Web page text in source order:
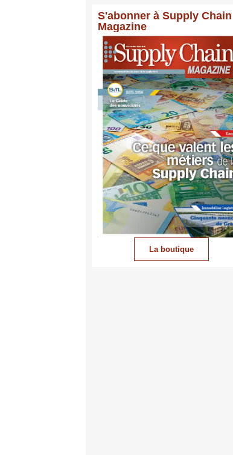
S'abonner à Supply Chain
Magazine
La boutique